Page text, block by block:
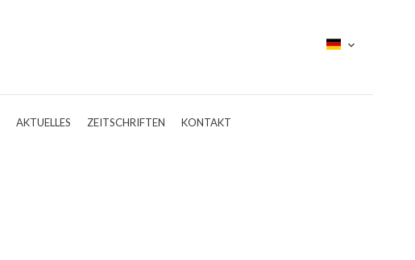
AKTUELLES ZEITSCHRIFTEN KONTAKT